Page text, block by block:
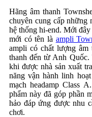
Hãng âm thanh
chuyên cung cấp những
hệ thống hi-end. Mới đây
mới có tên là ampli
ampli có chất lượng âm
thanh đến từ Anh
khi được nhà sản xuất
năng vận hành linh
mạch headamp Class
phẩm này đã góp phần
hảo đáp ứng được nhu
chơi.